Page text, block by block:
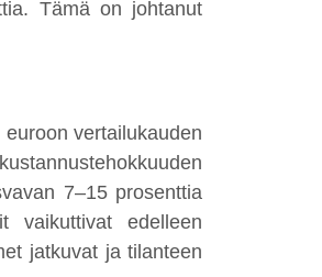
Tämä on johtanut
vertailukauden
ehokkuuden
7–15 prosenttia
vaikuttivat edelleen
jatkuvat ja tilanteen